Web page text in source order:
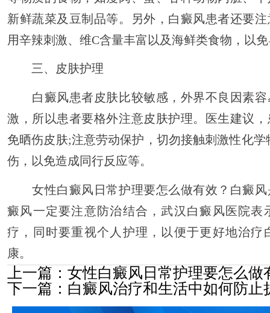
新鲜蔬菜及豆制品等。另外，白癜风患者还要
用辛辣刺激、维C含量丰富以及海鲜类食物，以
三、皮肤护理
白癜风患者皮肤比较敏感，外界不良因素容
激，所以患者要格外注意皮肤护理。医生建议
免晒伤皮肤;注意劳动保护，切勿接触刺激性化
伤，以免造成同行反应等。
女性白癜风日常护理要怎么做有效？白癜风
癜风一定要注意防治结合，武汉白癜风医院表
疗，同时要重视个人护理，以便于更好地治疗
康。
上一篇： 女性白癜风日常护理要怎么做
下一篇： 白癜风治疗和生活中如何防止